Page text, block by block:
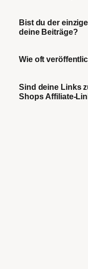
Bist du der
deine Beiträge?
Wie oft
Sind deine Links
Shops Affiliate-